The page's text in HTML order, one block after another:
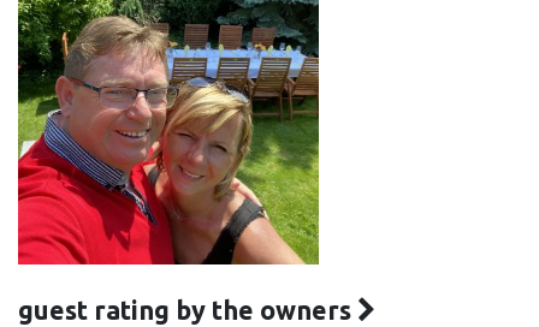
guest rating by the owners